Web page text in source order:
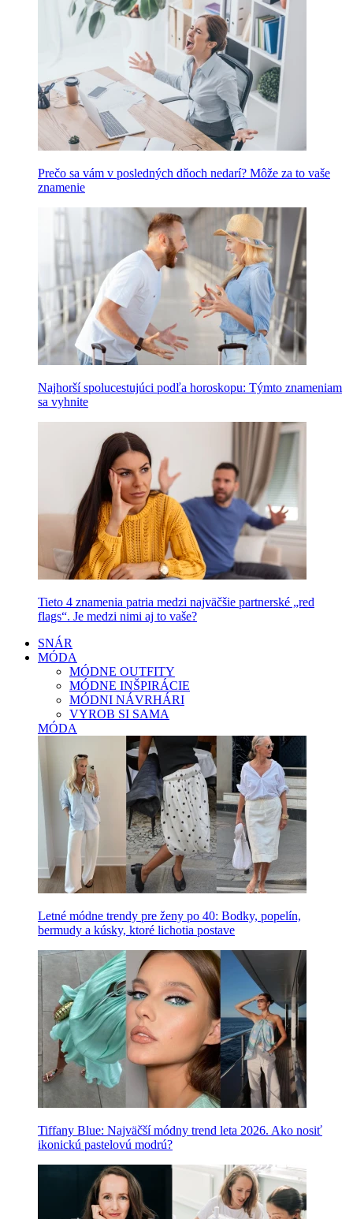
Prečo sa vám v posledných dňoch nedarí? Môže za to vaše
znamenie
Najhorší spolucestujúci podľa horoskopu: Týmto znameniam
sa vyhnite
Tieto 4 znamenia patria medzi najväčšie partnerské „red
flags“. Je medzi nimi aj to vaše?
SNÁR
MÓDA
MÓDNE OUTFITY
MÓDNE INŠPIRÁCIE
MÓDNI NÁVRHÁRI
VYROB SI SAMA
MÓDA
Letné módne trendy pre ženy po 40: Bodky, popelín,
bermudy a kúsky, ktoré lichotia postave
Tiffany Blue: Najväčší módny trend leta 2026. Ako nosiť
ikonickú pastelovú modrú?